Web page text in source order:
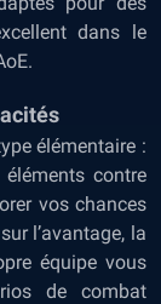
dans le
élémentaire :
contre
vos chances
l’avantage, la
équipe vous
de combat